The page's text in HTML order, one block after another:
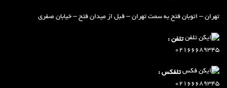
تهران – اتوبان فتح به سمت تهران – قبل از میدان فتح – خیابان صفری
تلفن :
02166689345
تلفکس :
02166689345